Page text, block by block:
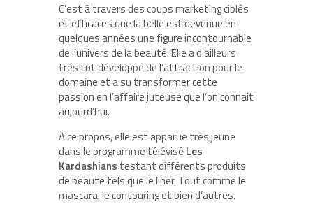
C’est à travers des coups marketing ciblés
et efficaces que la belle est devenue en
quelques années une figure incontournable
de l’univers de la beauté. Elle a d’ailleurs
très tôt développé de l’attraction pour le
domaine et a su transformer cette
passion en l’affaire juteuse que l’on connaît
aujourd’hui.
À ce propos, elle est apparue très jeune
dans le programme télévisé Les
Kardashians testant différents produits
de beauté tels que le liner. Tout comme le
mascara, le contouring et bien d’autres.